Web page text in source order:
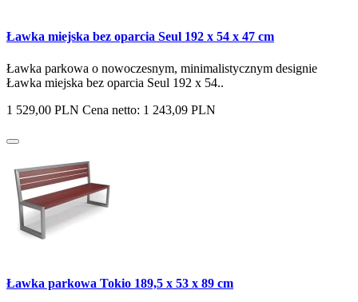
Ławka miejska bez oparcia Seul 192 x 54 x 47 cm
Ławka parkowa o nowoczesnym, minimalistycznym designie
Ławka miejska bez oparcia Seul 192 x 54..
1 529,00 PLN Cena netto: 1 243,09 PLN
Ławka parkowa Tokio 189,5 x 53 x 89 cm